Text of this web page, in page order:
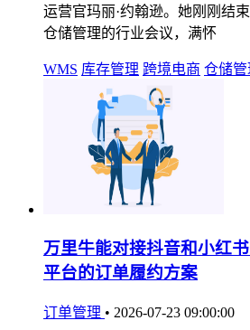
运营官玛丽·约翰逊。她刚刚结
仓储管理的行业会议，满怀
WMS 库存管理 跨境电商 仓储管
万里牛能对接抖音和小红
平台的订单履约方案
订单管理 • 2026-07-23 09:00:00